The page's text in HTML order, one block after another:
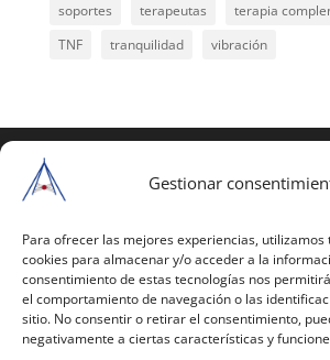
Gestionar
Para ofrecer las mejores experiencias, utilizamos
cookies para almacenar y/o acceder a la
consentimiento de estas tecnologías nos
el comportamiento de navegación o las
sitio. No consentir o retirar el consentimiento,
negativamente a ciertas características y
soportes
terapeutas
terapia
TNF
tranquilidad vibración
reservados
estas páginas o parte de ellas,
autorización por escrito a Mario
Todos los instrumentales están
Web inaugurada en 2002 (última